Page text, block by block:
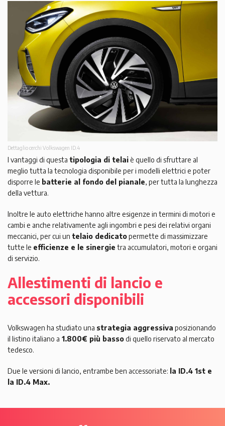
Dettaglio cerchi Volkswagen ID.4
I vantaggi di questa tipologia di telaiè quello di sfruttare al
meglio tutta la tecnologia disponibile per i modelli elettrici e poter
disporre le batterie al fondo del pianale, per tutta la lunghezza
della vettura.
Inoltre le auto elettriche hanno altre esigenze in termini di motori e
cambi e anche relativamente agli ingombri e pesi dei relativi organi
meccanici, per cui un telaio dedicatopermette di massimizzare
tutte le efficienze e le sinergie tra accumulatori, motori e organi
di servizio.
Allestimenti di lancio e
accessori disponibili
Volkswagen ha studiato una strategia aggressiva posizionando
il listino italiano a 1.800€ più bassodi quello riservato al mercato
tedesco.
Due le versioni di lancio, entrambe ben accessoriate: la ID.4 1st e
la ID.4 Max.